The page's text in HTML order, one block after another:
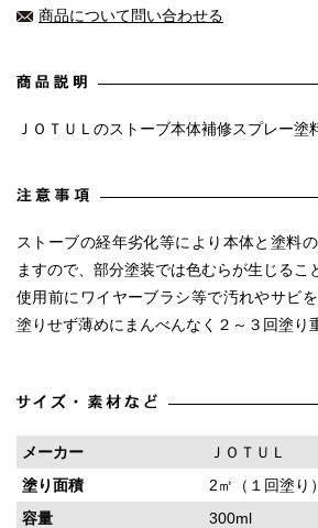
商品について問い合わせる
ＪＯＴＵＬのストーブ本体補修スプレー塗
ストーブの経年劣化等により本体と塗料
ますので、部分塗装では色むらが生じるこ
使用前にワイヤーブラシ等で汚れやサビ
塗りせず薄めにまんべんなく２～３回塗り
メーカー
ＪＯＴＵＬ
塗り面積
2㎡（１回塗り）
容量
300ml